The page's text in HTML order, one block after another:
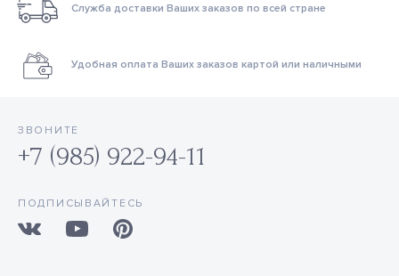
Служба доставки Ваших заказов по всей стране
Удобная оплата Ваших заказов картой или наличными
ЗВОНИТЕ
+7 (985) 922-94-11
ПОДПИСЫВАЙТЕСЬ